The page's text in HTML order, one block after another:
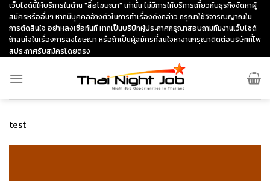
Skip
content
เว็บไซด์นี้ให้บริการในด้าน "สื่อโฆษณา" เท่านั้น ไม่มีการให้บริการเกี่ยวกับธุรกิจจัดหาผู้
สมัครหรืออื่นๆ หากมีบุคคลอ้างตัวในการทำเรื่องดังกล่าว กรุณาใช้วิจารณญาณใน
การตัดสินใจ อย่าหลงเชื่อทันที หากเป็นบริษัทผู้ประกาศกรุณาสอบถามทีมงานเว็บไซด์
ถ้าสนใจในเรื่องการลงโฆษณา หรือถ้าเป็นผู้สมัครที่สนใจหางานกรุณาติดต่อบริษัทที่โพ
สประกาศรับสมัครโดยตรง
test